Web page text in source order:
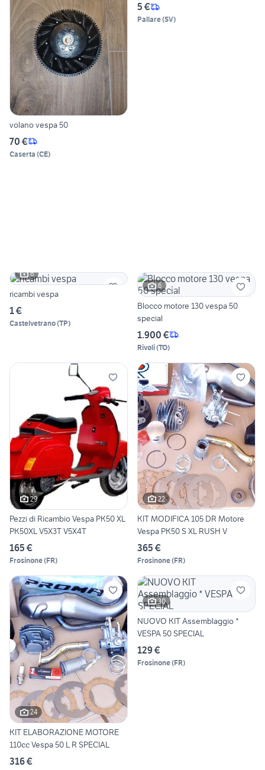
volano vespa 50
70 €
Caserta (CE)
5 €
Pallare(SV)
6
ricambi vespa
1 €
Castelvetrano(TP)
6
Blocco motore 130 vespa 50
special
1.900 €
Rivoli(TO)
29
Pezzi di Ricambio Vespa PK50 XL
PK50XL V5X3T V5X4T
165 €
Frosinone(FR)
22
KIT MODIFICA 105 DR Motore
Vespa PK50 S XL RUSH V
365 €
Frosinone(FR)
24
KIT ELABORAZIONE MOTORE
110cc Vespa 50 L R SPECIAL
316 €
30
NUOVO KIT Assemblaggio *
VESPA 50 SPECIAL
129 €
Frosinone(FR)